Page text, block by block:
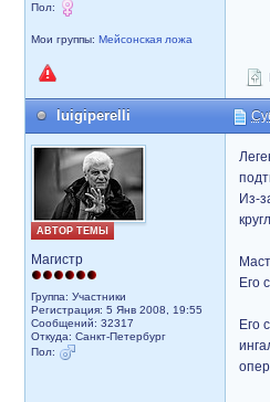
Пол:
Мои группы: Мейсонская ложа
luigiperelli
АВТОР ТЕМЫ
Магистр
Группа: Участники
Регистрация: 5 Янв 2008, 19:55
Сообщений: 32317
Откуда: Санкт-Петербург
Пол:
Из-
Его
Его